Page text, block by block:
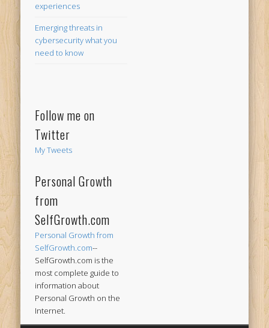
experiences
Emerging threats in
cybersecurity what you
need to know
Follow me on
Twitter
My Tweets
Personal Growth
from
SelfGrowth.com
Personal Growth from
SelfGrowth.com--
SelfGrowth.com is the
most complete guide to
information about
Personal Growth on the
Internet.